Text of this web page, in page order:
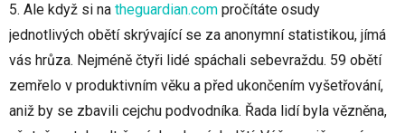
5. Ale když si na theguardian.com pročítáte osudy
jednotlivých obětí skrývající se za anonymní statistikou, jímá
vás hrůza. Nejméně čtyři lidé spáchali sebevraždu. 59 obětí
zemřelo v produktivním věku a před ukončením vyšetřování,
aniž by se zbavili cejchu podvodníka. Řada lidí byla vězněna,